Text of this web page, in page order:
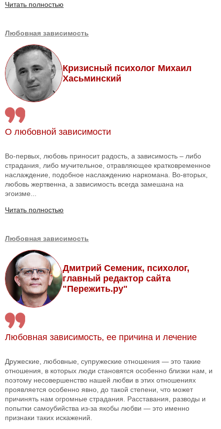
Читать полностью
Любовная зависимость
Кризисный психолог Михаил
Хасьминский
О любовной зависимости
Во-первых, любовь приносит радость, а зависимость – либо
страдания, либо мучительное, отравляющее кратковременное
наслаждение, подобное наслаждению наркомана. Во-вторых,
любовь жертвенна, а зависимость всегда замешана на
эгоизме...
Читать полностью
Любовная зависимость
Дмитрий Семеник, психолог,
главный редактор сайта
"Пережить.ру"
Любовная зависимость, ее причина и лечение
Дружеские, любовные, супружеские отношения — это такие
отношения, в которых люди становятся особенно близки нам, и
поэтому несовершенство нашей любви в этих отношениях
проявляется особенно явно, до такой степени, что может
причинять нам огромные страдания. Расставания, разводы и
попытки самоубийства из-за якобы любви — это именно
признаки таких искажений.